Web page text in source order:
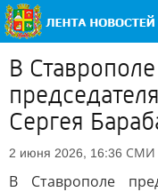
В
Сергея
2 июня 2026, 16:36 СМИ
В Ставрополе